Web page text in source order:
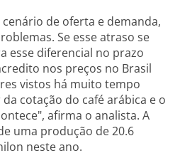
de oferta e demanda,
Se esse atraso se
esse diferencial no prazo
nos preços no Brasil
vistos há muito tempo
cotação do café arábica e o
afirma o analista. A
uma produção de 20.6
neste ano.